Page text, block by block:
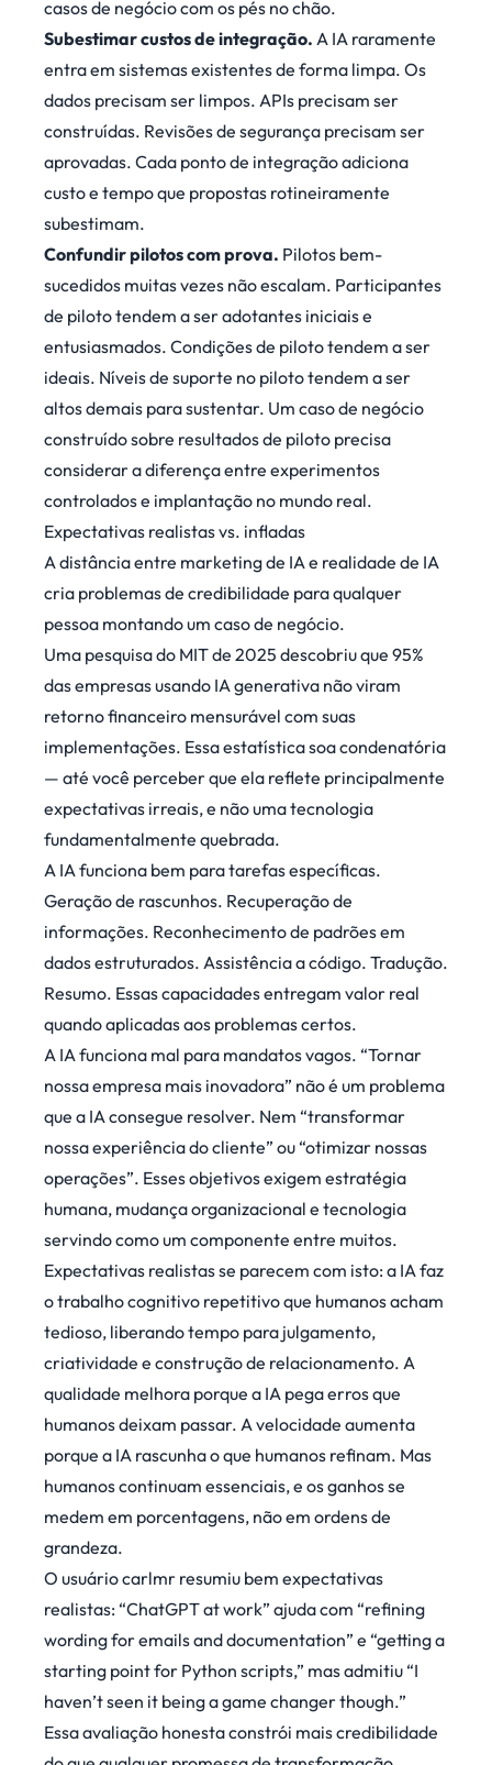
casos de negócio com os pés no chão.
Subestimar custos de integração. A IA raramente
entra em sistemas existentes de forma limpa. Os
dados precisam ser limpos. APIs precisam ser
construídas. Revisões de segurança precisam ser
aprovadas. Cada ponto de integração adiciona
custo e tempo que propostas rotineiramente
subestimam.
Confundir pilotos com prova. Pilotos bem-
sucedidos muitas vezes não escalam. Participantes
de piloto tendem a ser adotantes iniciais e
entusiasmados. Condições de piloto tendem a ser
ideais. Níveis de suporte no piloto tendem a ser
altos demais para sustentar. Um caso de negócio
construído sobre resultados de piloto precisa
considerar a diferença entre experimentos
controlados e implantação no mundo real.
Expectativas realistas vs. infladas
A distância entre marketing de IA e realidade de IA
cria problemas de credibilidade para qualquer
pessoa montando um caso de negócio.
Uma pesquisa do MIT de 2025 descobriu que 95%
das empresas usando IA generativa não viram
retorno financeiro mensurável com suas
implementações. Essa estatística soa condenatória
— até você perceber que ela reflete principalmente
expectativas irreais, e não uma tecnologia
fundamentalmente quebrada.
A IA funciona bem para tarefas específicas.
Geração de rascunhos. Recuperação de
informações. Reconhecimento de padrões em
dados estruturados. Assistência a código. Tradução.
Resumo. Essas capacidades entregam valor real
quando aplicadas aos problemas certos.
A IA funciona mal para mandatos vagos. “Tornar
nossa empresa mais inovadora” não é um problema
que a IA consegue resolver. Nem “transformar
nossa experiência do cliente” ou “otimizar nossas
operações”. Esses objetivos exigem estratégia
humana, mudança organizacional e tecnologia
servindo como um componente entre muitos.
Expectativas realistas se parecem com isto: a IA faz
o trabalho cognitivo repetitivo que humanos acham
tedioso, liberando tempo para julgamento,
criatividade e construção de relacionamento. A
qualidade melhora porque a IA pega erros que
humanos deixam passar. A velocidade aumenta
porque a IA rascunha o que humanos refinam. Mas
humanos continuam essenciais, e os ganhos se
medem em porcentagens, não em ordens de
grandeza.
O usuário carlmr resumiu bem expectativas
realistas: “ChatGPT at work” ajuda com “refining
wording for emails and documentation” e “getting a
starting point for Python scripts,” mas admitiu “I
haven’t seen it being a game changer though.”
Essa avaliação honesta constrói mais credibilidade